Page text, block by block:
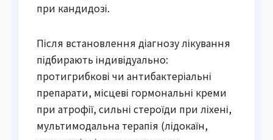
при кандидозі.
Після встановлення діагнозу лікування
підбирають індивідуально:
протигрибкові чи антибактеріальні
препарати, місцеві гормональні креми
при атрофії, сильні стероїди при ліхені,
мультимодальна терапія (лідокаїн,